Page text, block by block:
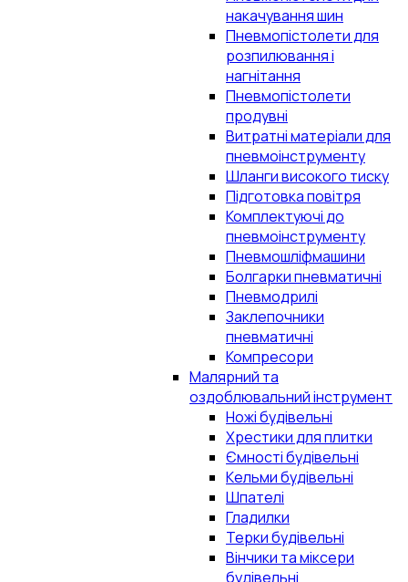
накачування шин
Пневмопістолети для
розпилювання і
нагнітання
Пневмопістолети
продувні
Витратні матеріали для
пневмоінструменту
Шланги високого тиску
Підготовка повітря
Комплектуючі до
пневмоінструменту
Пневмошліфмашини
Болгарки пневматичні
Пневмодрилі
Заклепочники
пневматичні
Компресори
Малярний та
оздоблювальний інструмент
Ножі будівельні
Хрестики для плитки
Ємності будівельні
Кельми будівельні
Шпателі
Гладилки
Терки будівельні
Вінчики та міксери
будівельні